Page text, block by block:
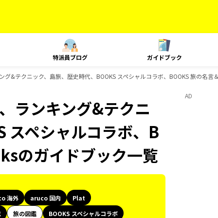
特派員ブログ ガイドブック
&テクニック、島旅、歴史時代、BOOKS スペシャルコラボ、BOOKS 旅の名言
ランキング&テクニ
スペシャルコラボ、B
のガイドブック一覧
海外 aruco 国内
Plat
旅の図鑑 BOOKS スペシャルコラボ
AD